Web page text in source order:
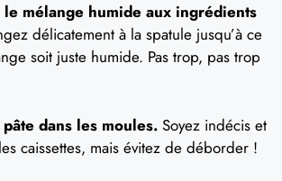
mélange humide aux ingrédients
délicatement à la spatule jusqu’à ce
soit juste humide. Pas trop, pas trop
dans les moules. Soyez indécis et
caissettes, mais évitez de déborder !